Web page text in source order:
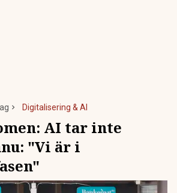
Digitalisering & AI
AI tar inte
"Vi är i